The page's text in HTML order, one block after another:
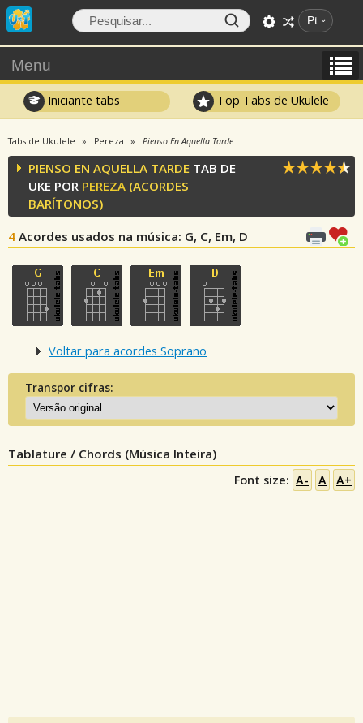
Pt
Menu
Iniciante tabs Top Tabs de Ukulele
Tabs de Ukulele Pereza Pienso En Aquella Tarde
PIENSO EN AQUELLA TARDE TAB DE
UKE POR PEREZA (ACORDES
BARÍTONOS)
4 Acordes usados na música: G, C, Em, D
Voltar para acordes Soprano
Transpor cifras:
Tablature / Chords (Música Inteira)
Font size: A- A A+